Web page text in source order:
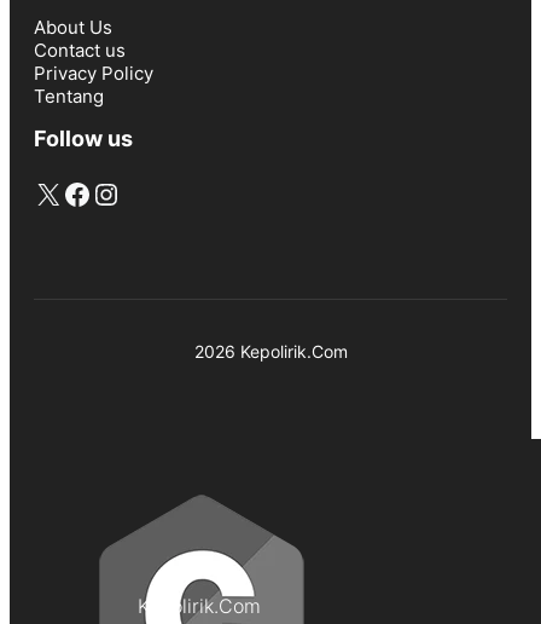
About Us
Contact us
Privacy Policy
Tentang
Follow us
X Facebook
Instagram
2026 Kepolirik.Com
Kepolirik.Com